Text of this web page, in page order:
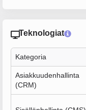
Teknologiat
Kategoria
Asiakkuudenhallinta
(CRM)